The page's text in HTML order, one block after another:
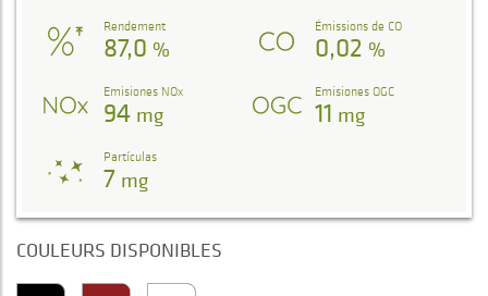
Rendement
87,0 %
Émissions de CO
0,02 %
Emisiones NOx
94 mg
Emisiones OGC
11 mg
Partículas
7 mg
COULEURS DISPONIBLES